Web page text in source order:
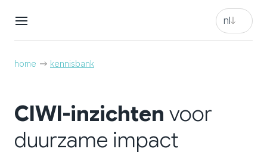
nl
nl
en
home kennisbank
CIWI-inzichten voor
duurzame impact